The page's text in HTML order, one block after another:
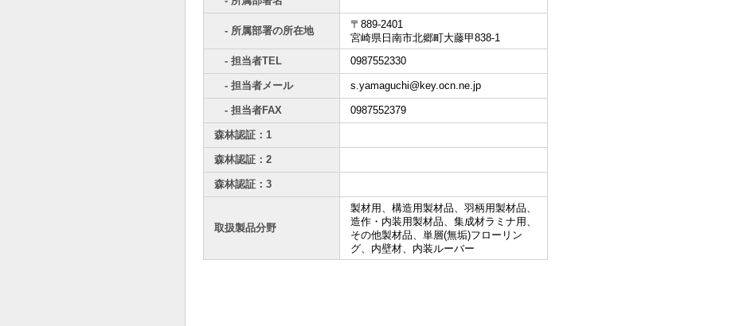
- 所属部署の所在地
〒889-2401
宮崎県日南市北郷町大藤甲838-1
- 担当者TEL
0987552330
- 担当者メール s.yamaguchi@key.ocn.ne.jp
- 担当者FAX 0987552379
森林認証：1
森林認証：2
森林認証：3
取扱製品分野
製材用、構造用製材品、羽柄用製材品、
造作・内装用製材品、集成材ラミナ用、
その他製材品、単層(無垢)フローリン
グ、内壁材、内装ルーバー